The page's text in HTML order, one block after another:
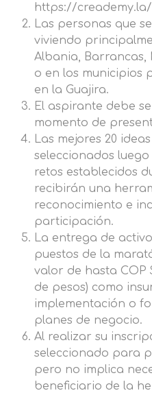
https://
Las personas que
viviendo
Albania,
o en los municipios
en la Guajira.
El aspirante debe
momento de
Las mejores 20
seleccionados
retos establecidos
recibirán una
reconocimiento e
participación.
La entrega de
puestos de la
valor de hasta COP
de pesos) como
implementación o
planes de negocio.
Al realizar su
seleccionado para
pero no implica
beneficiario de la